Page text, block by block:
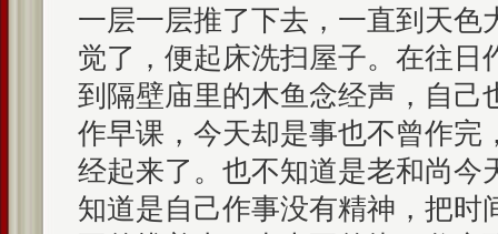
一层一层推了下去，一直到天色
觉了，便起床洗扫屋子。在往日
到隔壁庙里的木鱼念经声，自己
作早课，今天却是事也不曾作完
经起来了。也不知道是老和尚今
知道是自己作事没有精神，把时